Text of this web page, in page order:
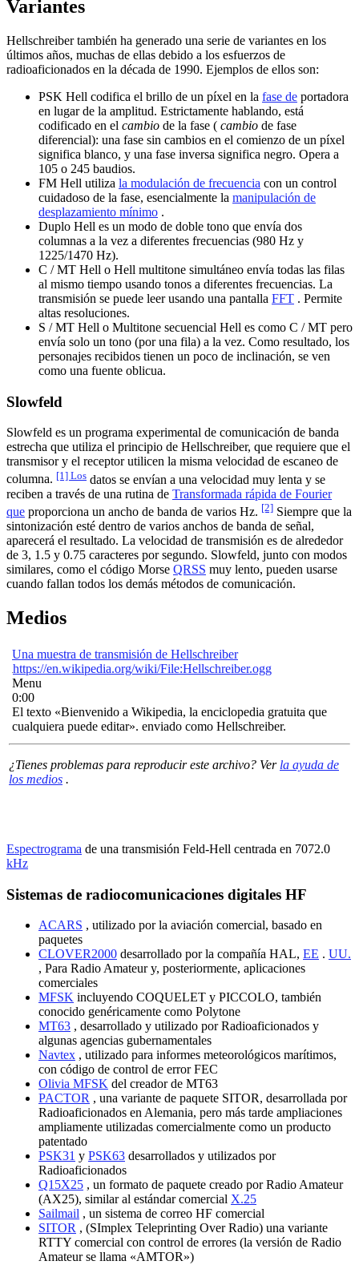
Variantes
Hellschreiber también ha generado una serie de variantes en los
últimos años, muchas de ellas debido a los esfuerzos de
radioaficionados en la década de 1990. Ejemplos de ellos son:
PSK Hell codifica el brillo de un píxel en la fase de portadora
en lugar de la amplitud. Estrictamente hablando, está
codificado en el cambio de la fase ( cambio de fase
diferencial): una fase sin cambios en el comienzo de un píxel
significa blanco, y una fase inversa significa negro. Opera a
105 o 245 baudios.
FM Hell utiliza la modulación de frecuencia con un control
cuidadoso de la fase, esencialmente la manipulación de
desplazamiento mínimo .
Duplo Hell es un modo de doble tono que envía dos
columnas a la vez a diferentes frecuencias (980 Hz y
1225/1470 Hz).
C / MT Hell o Hell multitone simultáneo envía todas las filas
al mismo tiempo usando tonos a diferentes frecuencias. La
transmisión se puede leer usando una pantalla FFT . Permite
altas resoluciones.
S / MT Hell o Multitone secuencial Hell es como C / MT pero
envía solo un tono (por una fila) a la vez. Como resultado, los
personajes recibidos tienen un poco de inclinación, se ven
como una fuente oblicua.
Slowfeld
Slowfeld es un programa experimental de comunicación de banda
estrecha que utiliza el principio de Hellschreiber, que requiere que el
transmisor y el receptor utilicen la misma velocidad de escaneo de
columna. [1] Los datos se envían a una velocidad muy lenta y se
reciben a través de una rutina de Transformada rápida de Fourier
que proporciona un ancho de banda de varios Hz. [2] Siempre que la
sintonización esté dentro de varios anchos de banda de señal,
aparecerá el resultado. La velocidad de transmisión es de alrededor
de 3, 1.5 y 0.75 caracteres por segundo. Slowfeld, junto con modos
similares, como el código Morse QRSS muy lento, pueden usarse
cuando fallan todos los demás métodos de comunicación.
Medios
Una muestra de transmisión de Hellschreiber
https://en.wikipedia.org/wiki/File:Hellschreiber.ogg
Menu
0:00
El texto «Bienvenido a Wikipedia, la enciclopedia gratuita que
cualquiera puede editar». enviado como Hellschreiber.
¿Tienes problemas para reproducir este archivo? Ver la ayuda de
los medios .
Espectrograma de una transmisión Feld-Hell centrada en 7072.0
kHz
Sistemas de radiocomunicaciones digitales HF
ACARS , utilizado por la aviación comercial, basado en
paquetes
CLOVER2000 desarrollado por la compañía HAL, EE . UU.
, Para Radio Amateur y, posteriormente, aplicaciones
comerciales
MFSK incluyendo COQUELET y PICCOLO, también
conocido genéricamente como Polytone
MT63 , desarrollado y utilizado por Radioaficionados y
algunas agencias gubernamentales
Navtex , utilizado para informes meteorológicos marítimos,
con código de control de error FEC
Olivia MFSK del creador de MT63
PACTOR , una variante de paquete SITOR, desarrollada por
Radioaficionados en Alemania, pero más tarde ampliaciones
ampliamente utilizadas comercialmente como un producto
patentado
PSK31 y PSK63 desarrollados y utilizados por
Radioaficionados
Q15X25 , un formato de paquete creado por Radio Amateur
(AX25), similar al estándar comercial X.25
Sailmail , un sistema de correo HF comercial
SITOR , (SImplex Teleprinting Over Radio) una variante
RTTY comercial con control de errores (la versión de Radio
Amateur se llama «AMTOR»)